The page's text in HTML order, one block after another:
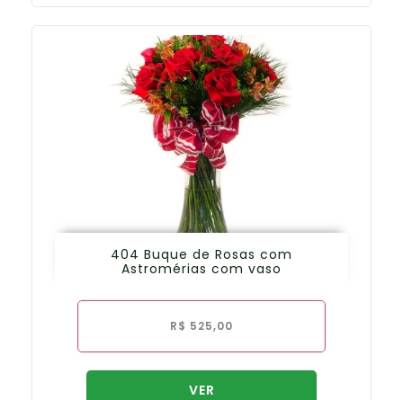
404 Buque de Rosas com
Astromérias com vaso
R$ 525,00
VER